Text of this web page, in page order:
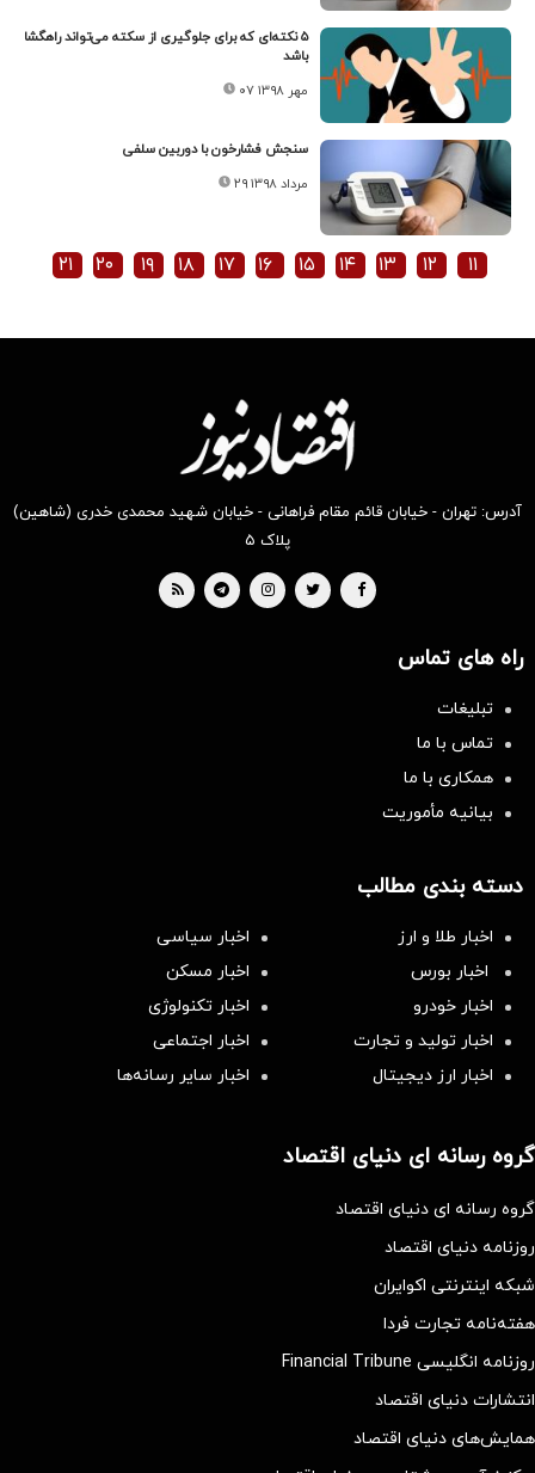
۵ نکته‌ای که برای جلوگیری از سکته می‌تواند راهگشا
باشد
۰۷ مهر ۱۳۹۸
سنجش فشارخون با دوربین سلفی
۲۹ مرداد ۱۳۹۸
۱۱ ۱۲ ۱۳ ۱۴ ۱۵ ۱۶ ۱۷ ۱۸ ۱۹ ۲۰ ۲۱
آدرس: تهران - خیابان قائم مقام فراهانی - خیابان شهید محمدی خدری (شاهین)
پلاک ۵
راه های تماس
تبلیغات
تماس با ما
همکاری با ما
بیانیه مأموریت
دسته بندی مطالب
اخبار طلا و ارز
اخبار سیاسی
اخبار بورس
اخبار مسکن
اخبار خودرو
اخبار تکنولوژی
اخبار تولید و تجارت
اخبار اجتماعی
اخبار ارز دیجیتال
اخبار سایر رسانه‌‌ها
گروه رسانه ای دنیای اقتصاد
گروه رسانه ای دنیای اقتصاد
روزنامه دنیای اقتصاد
شبکه اینترنتی اکوایران
هفته‌نامه تجارت فردا
روزنامه انگلیسی Financial Tribune
انتشارات دنیای اقتصاد
همایش‌های دنیای اقتصاد